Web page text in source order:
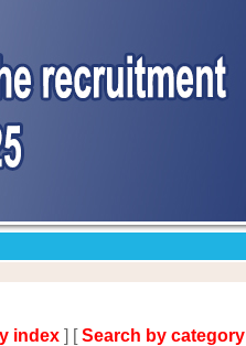
index ] [Search by category